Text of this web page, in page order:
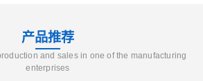
产品推荐
and sales in one of the manufacturing
enterprises